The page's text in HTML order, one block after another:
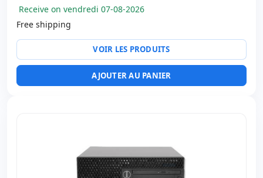
Son: Hight Definition Audio
Réseau: I219-LM
Système opératif: Windows 11 Pro
USB-C · 6x USB 3.1
Connectivité: RJ-45 · WIFI · Bluetooth
Receive on vendredi 07-08-2026
Free shipping
VOIR LES PRODUITS
AJOUTER AU PANIER